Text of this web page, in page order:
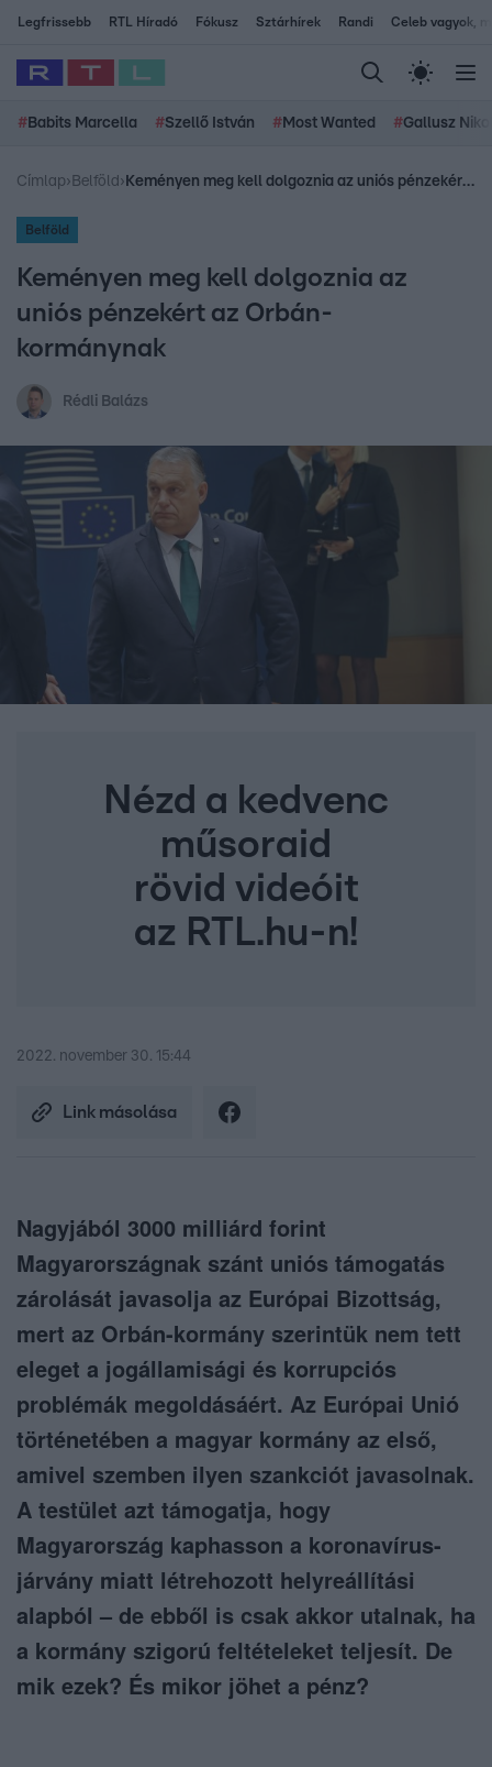
Legfrissebb RTL Híradó Fókusz Sztárhírek Randi Celeb vagyok,
# Babits Marcella #Szellő István # Most Wanted #Gallusz
Címlap› Belföld › Keményen meg kell dolgoznia az uniós pénzekért az Orbán-kormánynak
Belföld
Keményen meg kell dolgoznia az
uniós pénzekért az Orbán-
kormánynak
Rédli Balázs
Nézd a kedvenc
műsoraid
rövid videóit
az RTL.hu-n!
2022. november 30. 15:44
Link másolása
Nagyjából 3000 milliárd forint
Magyarországnak szánt uniós támogatás
zárolását javasolja az Európai Bizottság,
mert az Orbán-kormány szerintük nem tett
eleget a jogállamisági és korrupciós
problémák megoldásáért. Az Európai Unió
történetében a magyar kormány az első,
amivel szemben ilyen szankciót javasolnak.
A testület azt támogatja, hogy
Magyarország kaphasson a koronavírus-
járvány miatt létrehozott helyreállítási
alapból – de ebből is csak akkor utalnak, ha
a kormány szigorú feltételeket teljesít. De
mik ezek? És mikor jöhet a pénz?